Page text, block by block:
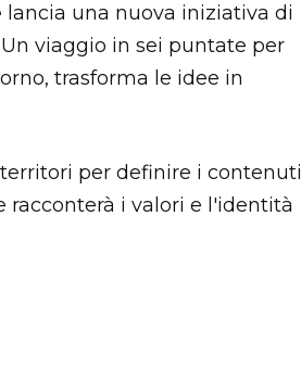
lancia una nuova iniziativa di
Un viaggio in sei puntate per
trasforma le idee in
per definire i contenuti
racconterà i valori e l'identità